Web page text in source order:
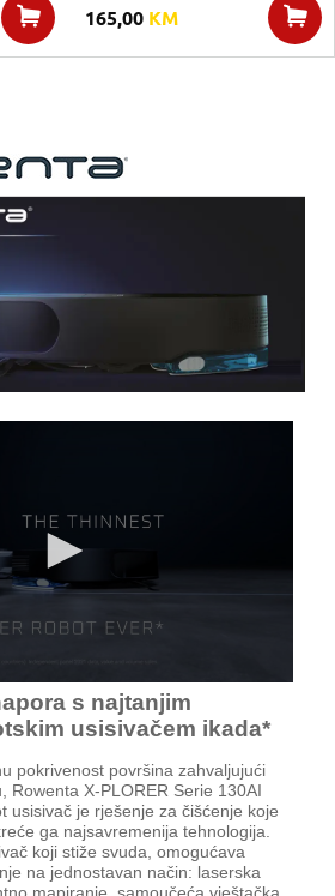
165,00 KM
s najtanjim
usisivačem ikada*
pokrivenost površina zahvaljujući
Rowenta X-PLORER Serie 130AI
usisivač je rješenje za čišćenje koje
ga najsavremenija tehnologija.
koji stiže svuda, omogućava
na jednostavan način: laserska